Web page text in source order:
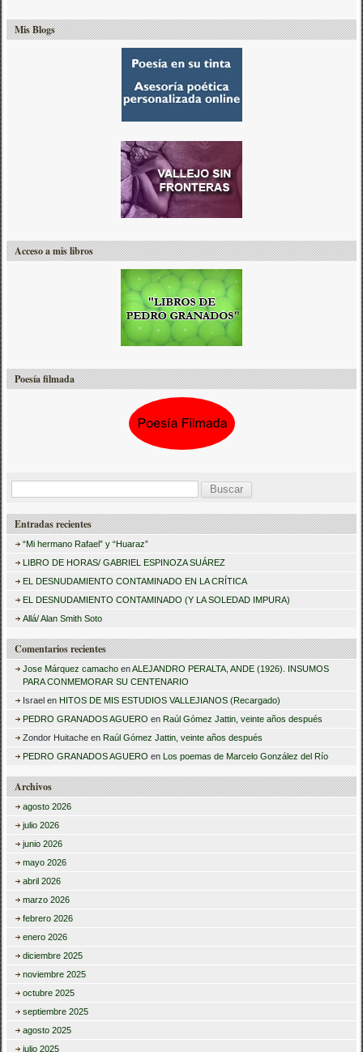
Mis Blogs
Acceso a mis libros
Poesía filmada
s
r
Entradas recientes
“Mi hermano Rafael” y “Huaraz”
LIBRO DE HORAS/ GABRIEL ESPINOZA SUÁREZ
EL DESNUDAMIENTO CONTAMINADO EN LA CRÍTICA
EL DESNUDAMIENTO CONTAMINADO (Y LA SOLEDAD IMPURA)
Allá/ Alan Smith Soto
Comentarios recientes
Jose Márquez camacho enALEJANDRO PERALTA, ANDE (1926). INSUMOS
PARA CONMEMORAR SU CENTENARIO
Israel en HITOS DE MIS ESTUDIOS VALLEJIANOS (Recargado)
PEDRO GRANADOS AGUERO en Raúl Gómez Jattin, veinte años después
Zondor Huitache en Raúl Gómez Jattin, veinte años después
PEDRO GRANADOS AGUERO en Los poemas de Marcelo González del Río
Archivos
agosto 2026
julio 2026
junio 2026
mayo 2026
abril 2026
marzo 2026
febrero 2026
enero 2026
diciembre 2025
noviembre 2025
octubre 2025
septiembre 2025
agosto 2025
julio 2025